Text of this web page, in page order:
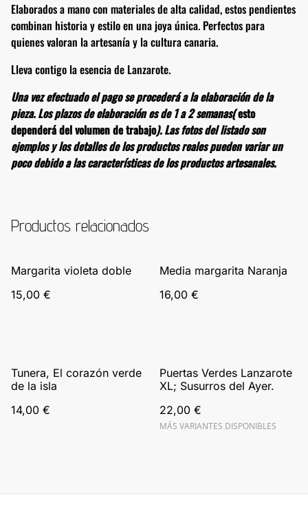
Elaborados a mano con materiales de alta calidad, estos pendientes
combinan historia y estilo en una joya única. Perfectos para
quienes valoran la artesanía y la cultura canaria.
Lleva contigo la esencia de Lanzarote.
Una vez efectuado el pago se procederá a la elaboración de la
pieza. Los plazos de elaboración es de 1 a 2 semanas(esto
dependerá del volumen de trabajo). Las fotos del listado son
ejemplos y los detalles de los productos reales pueden variar un
poco debido a las características de los productos artesanales.
Productos relacionados
Margarita violeta doble
15,00 €
Media margarita Naranja
16,00 €
Tunera, El corazón verde
de la isla
14,00 €
Puertas Verdes Lanzarote
XL; Susurros del Ayer.
22,00 €
MÁS VARIANTES DISPONIBLES